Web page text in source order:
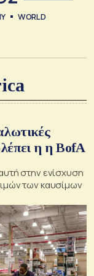
WORLD
η η BofA
στην ενίσχυση
των καυσίμων